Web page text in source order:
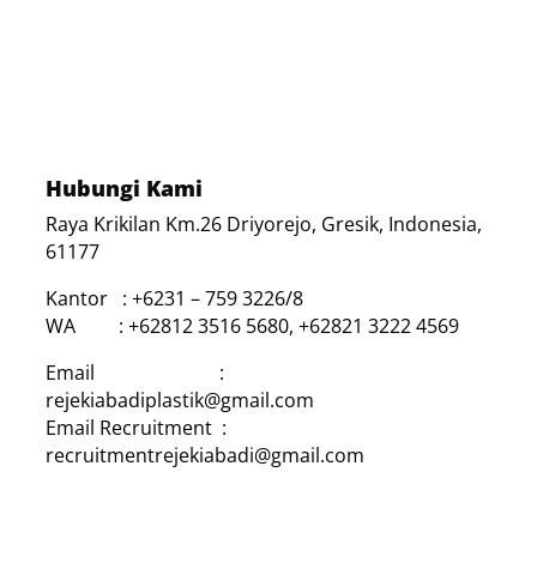
Hubungi Kami
Raya Krikilan Km.26 Driyorejo, Gresik, Indonesia,
61177
Kantor : +6231 – 759 3226/8
WA : +62812 3516 5680, +62821 3222 4569
Email :
rejekiabadiplastik@gmail.com
Email Recruitment :
recruitmentrejekiabadi@gmail.com